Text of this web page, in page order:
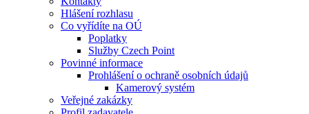
Hlášení rozhlasu
Co vyřídíte na OÚ
Poplatky
Služby Czech Point
Povinné informace
Prohlášení o ochraně osobních údajů
Kamerový systém
Veřejné zakázky